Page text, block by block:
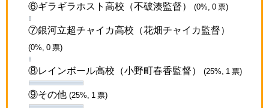
⑥ギラギラホスト高校（不破湊監督） (0%, 0 票)
⑦銀河立超チャイカ高校（花畑チャイカ監督）
(0%, 0 票)
⑧レインボール高校（小野町春香監督） (25%, 1 票)
⑨その他 (25%, 1 票)